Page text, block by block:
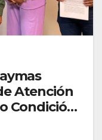
Atención
Condición